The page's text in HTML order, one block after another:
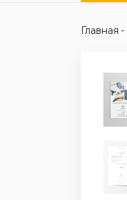
Главная -